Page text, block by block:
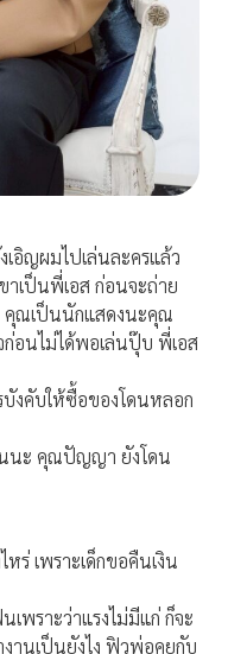
อิญผมไปเล่นละครแล้ว
เป็นพี่เอส ก่อนจะถ่าย
คุณเป็นนักแสดงนะคุณ
อนไม่ได้พอเล่นปุ๊บ พี่เอส
บังคับให้ซื้อของโดนหลอก
นะ คุณปัญญา ยังโดน
ร่ เพราะเด็กขอคืนเงิน
พราะว่าแรงไม่มีแก่ ก็จะ
านเป็นยังไง ฟิวพ่อคุยกับ